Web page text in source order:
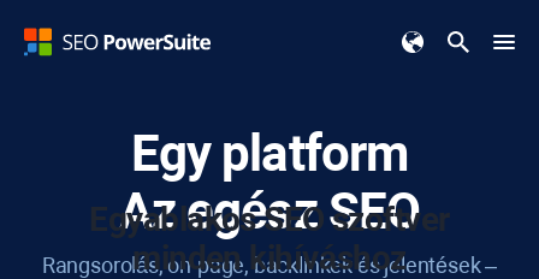
Egy platform
Az egész SEO
Rangsorolás, on-page, backlinkek és jelentések –
Egyablakos SEO szoftver
minden kihíváshoz